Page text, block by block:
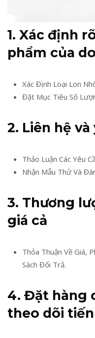
1. Xác định
phẩm của
Xác Định Loại Lon
Đặt Mục Tiêu Số
2. Liên hệ
Thảo Luận Các Yêu
Nhận Mẫu Thử Và
3. Thương
giá cả
Thỏa Thuận Về Giá,
Sách Đổi Trả.
4. Đặt hàng
theo dõi